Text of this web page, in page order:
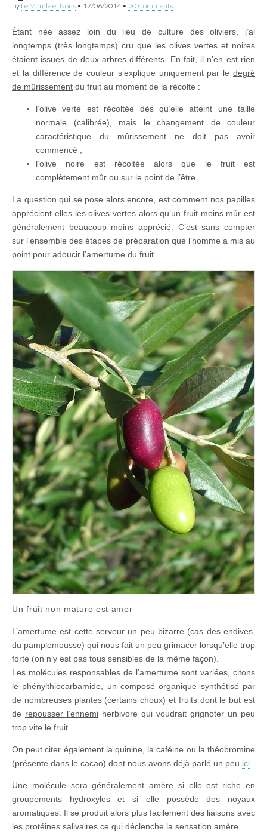
by Le Monde et Nous • 17/06/2014• 20 Comments
Étant née assez loin du lieu de culture des oliviers, j’ai
longtemps (très longtemps) cru que les olives vertes et noires
étaient issues de deux arbres différents. En fait, il n’en est rien
et la différence de couleur s’explique uniquement par le degré
de mûrissement du fruit au moment de la récolte :
l’olive verte est récoltée dès qu’elle atteint une taille
normale (calibrée), mais le changement de couleur
caractéristique du mûrissement ne doit pas avoir
commencé ;
l’olive noire est récoltée alors que le fruit est
complètement mûr ou sur le point de l’être.
La question qui se pose alors encore, est comment nos papilles
apprécient-elles les olives vertes alors qu’un fruit moins mûr est
généralement beaucoup moins apprécié. C’est sans compter
sur l’ensemble des étapes de préparation que l’homme a mis au
point pour adoucir l’amertume du fruit.
Un fruit non mature est amer
L’amertume est cette serveur un peu bizarre (cas des endives,
du pamplemousse) qui nous fait un peu grimacer lorsqu’elle trop
forte (on n’y est pas tous sensibles de la même façon).
Les molécules responsables de l’amertume sont variées, citons
le phénylthiocarbamide , un composé organique synthétisé par
de nombreuses plantes (certains choux) et fruits dont le but est
de repousser l’ennemi herbivore qui voudrait grignoter un peu
trop vite le fruit.
On peut citer également la quinine, la caféine ou la théobromine
(présente dans le cacao) dont nous avons déjà parlé un peu ici
Une molécule sera généralement amère si elle est riche en
groupements hydroxyles et si elle possède des noyaux
aromatiques. Il se produit alors plus facilement des liaisons avec
les protéines salivaires ce qui déclenche la sensation amère.